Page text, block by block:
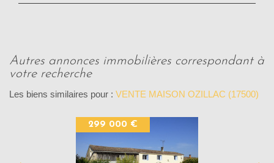
autres annonces immobilières correspondant à
votre recherche
Les biens similaires pour : VENTE MAISON OZILLAC (17500)
299 000 €